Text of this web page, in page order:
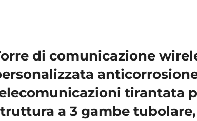
di comunicazione
tirantata
a 3 gambe